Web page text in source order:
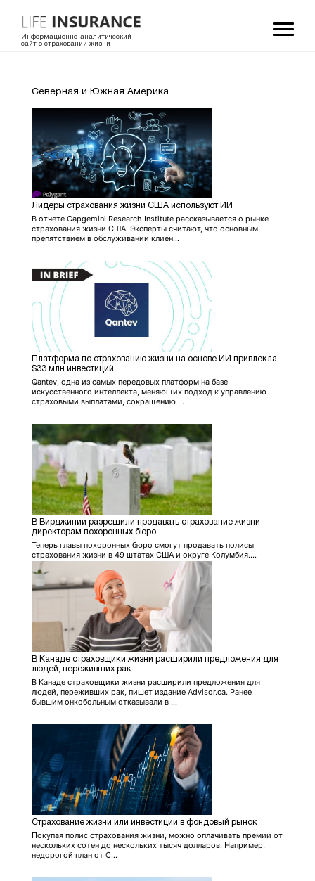
Информационно-аналитический
сайт о страховании жизни
Северная и Южная Америка
Лидеры страхования жизни США используют ИИ
В отчете Capgemini Research Institute рассказывается о рынке
страхования жизни США. Эксперты считают, что основным
препятствием в обслуживании клиен...
Платформа по страхованию жизни на основе ИИ привлекла
$33 млн инвестиций
Qantev, одна из самых передовых платформ на базе
искусственного интеллекта, меняющих подход к управлению
страховыми выплатами, сокращению ...
В Вирджинии разрешили продавать страхование жизни
директорам похоронных бюро
Теперь главы похоронных бюро смогут продавать полисы
страхования жизни в 49 штатах США и округе Колумбия....
В Канаде страховщики жизни расширили предложения для
людей, переживших рак
В Канаде страховщики жизни расширили предложения для
людей, переживших рак, пишет издание Advisor.ca. Ранее
бывшим онкобольным отказывали в ...
Страхование жизни или инвестиции в фондовый рынок
Покупая полис страхования жизни, можно оплачивать премии от
нескольких сотен до нескольких тысяч долларов. Например,
недорогой план от C...